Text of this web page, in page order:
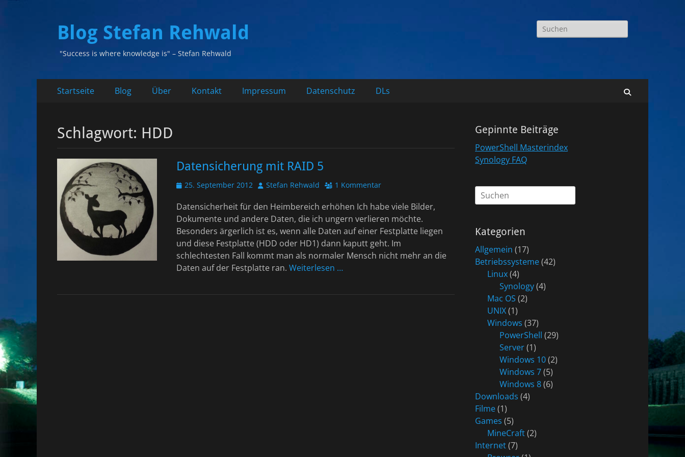
Blog Stefan Rehwald
"Success is where knowledge is" – Stefan Rehwald
Suchen
nach:
Primäres
Inhalt
Startseite Blog Über Kontakt Impressum Datenschutz DLs
Schlagwort: HDD
Datensicherung mit RAID 5
Veröffentlicht
25. September 2012 AutorStefan Rehwald 1 Kommentar
Datensicherheit für den Heimbereich erhöhen Ich habe viele Bilder,
Dokumente und andere Daten, die ich ungern verlieren möchte.
Besonders ärgerlich ist es, wenn alle Daten auf einer Festplatte liegen
und diese Festplatte (HDD oder HD1) dann kaputt geht. Im
schlechtesten Fall kommt man als normaler Mensch nicht mehr an die
Daten auf der Festplatte ran. Weiterlesen …
Gepinnte Beiträge
PowerShell Masterindex
Synology FAQ
Suchen
nach:
Kategorien
Allgemein (17)
Betriebssysteme(42)
Linux(4)
Synology(4)
Mac OS (2)
UNIX(1)
Windows (37)
PowerShell (29)
Server(1)
Windows 10(2)
Windows 7(5)
Windows 8(6)
Downloads (4)
Filme(1)
Games (5)
MineCraft(2)
Internet(7)